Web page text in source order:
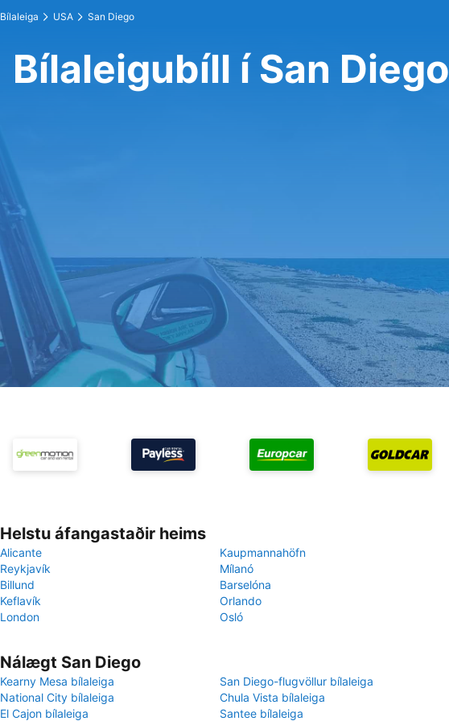
Bílaleiga USA San Diego
Bílaleigubíll í San Diego
Helstu áfangastaðir heims
Alicante
Kaupmannahöfn
Reykjavík
Mílanó
Billund
Barselóna
Keflavík
Orlando
London
Osló
Nálægt San Diego
Kearny Mesa bílaleiga
San Diego-flugvöllur bílaleiga
National City bílaleiga
Chula Vista bílaleiga
El Cajon bílaleiga
Santee bílaleiga